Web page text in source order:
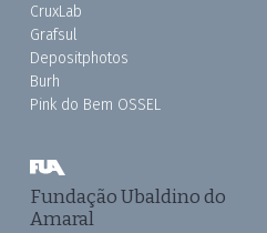
CruxLab
Grafsul
Depositphotos
Burh
Pink do Bem OSSEL
Fundação Ubaldino do
Amaral